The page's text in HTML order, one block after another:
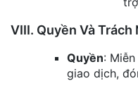
VIII. Quyền Và
Quyền:
giao dịch,